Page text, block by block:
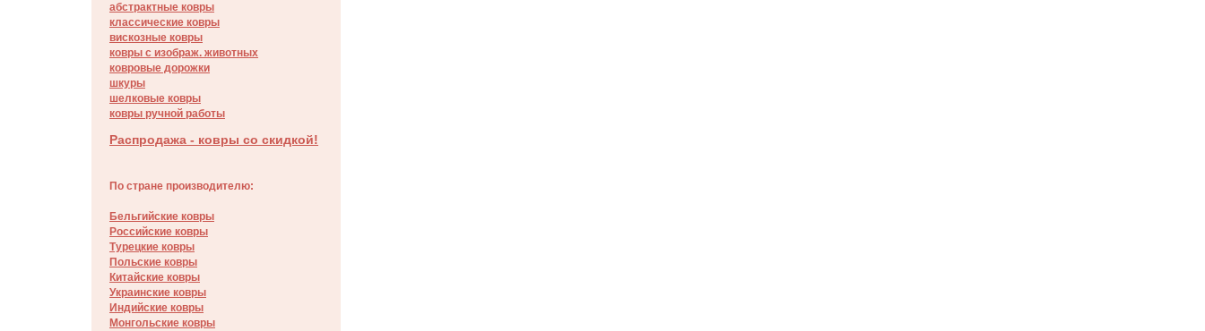
абстрактные ковры
классические ковры
вискозные ковры
ковры с изображ. животных
ковровые дорожки
шкуры
шелковые ковры
ковры ручной работы
Распродажа - ковры со скидкой!
По стране производителю:
Бельгийские ковры
Российские ковры
Турецкие ковры
Польские ковры
Китайские ковры
Украинские ковры
Индийские ковры
Монгольские ковры